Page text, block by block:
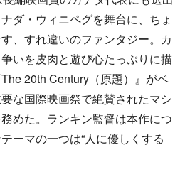
ダ・ウィニペグを舞台に、ちょ
、すれ違いのファンタジー。カ
いを皮肉と遊び心たっぷりに描
20th Century（原題）』がベ
な国際映画祭で絶賛されたマシ
めた。ランキン監督は本作につ
ーマの一つは“人に優しくする